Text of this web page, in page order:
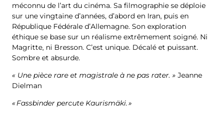
méconnu de l’art du cinéma. Sa filmographie se déploie
sur une vingtaine d’années, d’abord en Iran, puis en
République Fédérale d’Allemagne. Son exploration
éthique se base sur un réalisme extrêmement soigné. Ni
Magritte, ni Bresson. C’est unique. Décalé et puissant.
Sombre et absurde.
« Une pièce rare et magistrale à ne pas rater. » Jeanne
Dielman
«Fassbinder percute Kaurismäki.»